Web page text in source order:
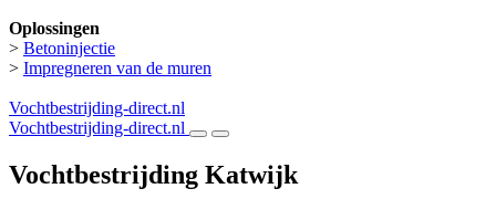
Oplossingen
> Betoninjectie
> Impregneren van de muren
Vochtbestrijding-direct.nl
Vochtbestrijding-direct.nl
Vochtbestrijding Katwijk